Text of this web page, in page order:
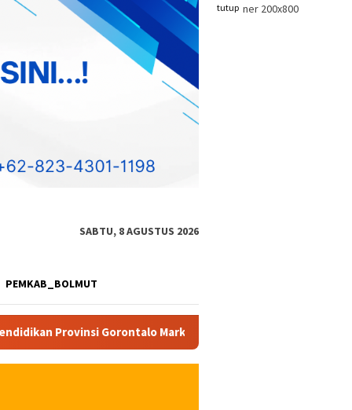
tutup
SABTU, 8 AGUSTUS 2026
PEMKAB_BOLMUT
Harga Pengadaan Alat Studio